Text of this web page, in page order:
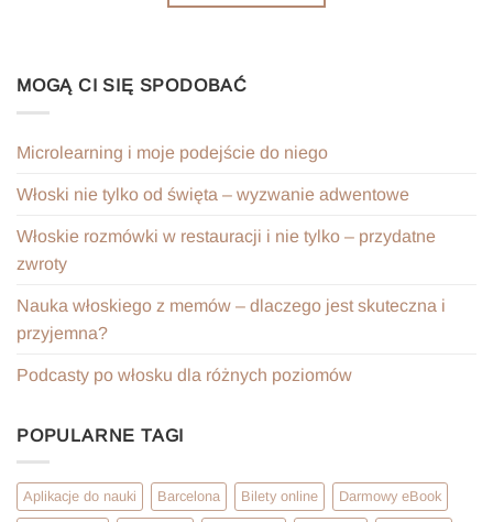
MOGĄ CI SIĘ SPODOBAĆ
Microlearning i moje podejście do niego
Włoski nie tylko od święta – wyzwanie adwentowe
Włoskie rozmówki w restauracji i nie tylko – przydatne
zwroty
Nauka włoskiego z memów – dlaczego jest skuteczna i
przyjemna?
Podcasty po włosku dla różnych poziomów
POPULARNE TAGI
Aplikacje do nauki Barcelona Bilety online Darmowy eBook